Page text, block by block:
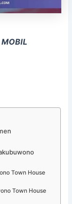
Town House
Town House